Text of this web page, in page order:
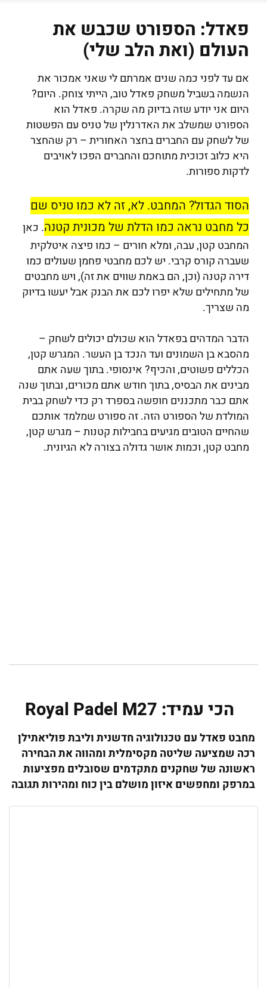
פאדל: הספורט שכבש את
העולם (ואת הלב שלי)
אם עד לפני כמה שנים אמרתם לי שאני אמכור את
הנשמה בשביל משחק פאדל טוב, הייתי צוחק. היום?
היום אני יודע שזה בדיוק מה שקרה. פאדל הוא
הספורט שמשלב את האדרנלין של טניס עם הפשטות
של לשחק עם החברים בחצר האחורית – רק שהחצר
היא כלוב זכוכית מתוחכם והחברים הפכו לאויבים
לדקות ספורות.
הסוד הגדול? המחבט. לא, זה לא כמו טניס שם
כל מחבט נראה כמו הדלת של מכונית קטנה. כאן
המחבט קטן, עבה, ומלא חורים – כמו פיצה איטלקית
שעברה קורס קרבי. יש לכם מחבטי פחמן שעולים כמו
דירה קטנה (וכן, הם באמת שווים את זה), ויש מחבטים
של מתחילים שלא יפרו לכם את הבנק אבל יעשו בדיוק
מה שצריך.
הדבר המדהים בפאדל הוא שכולם יכולים לשחק –
מהסבא בן השמונים ועד הנכד בן העשר. המגרש קטן,
הכללים פשוטים, והכיף? אינסופי. בתוך שעה אתם
מבינים את הבסיס, בתוך חודש אתם מכורים, ובתוך שנה
אתם כבר מתכננים חופשה בספרד רק כדי לשחק בבית
המולדת של הספורט הזה. זה ספורט שמלמד אותכם
שהחיים הטובים מגיעים בחבילות קטנות – מגרש קטן,
מחבט קטן, וכמות אושר גדולה בצורה לא הגיונית.
הכי עמיד: Royal Padel M27
מחבט פאדל עם טכנולוגיה חדשנית וליבת פוליאתילן
רכה שמציעה שליטה מקסימלית ומהווה את הבחירה
ראשונה של שחקנים מתקדמים שסובלים מפציעות
במרפק ומחפשים איזון מושלם בין כוח ומהירות תגובה